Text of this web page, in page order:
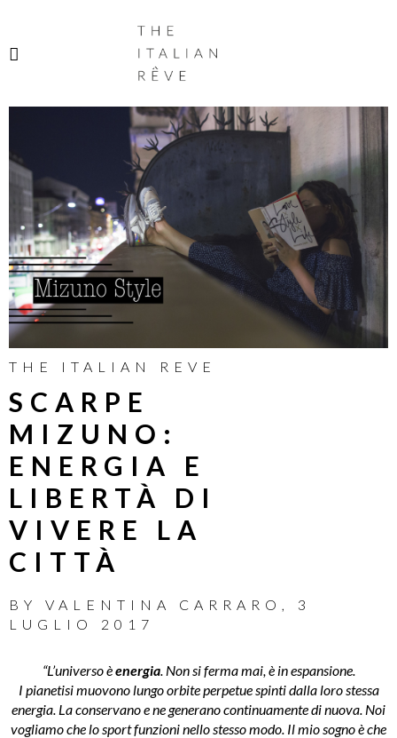
ITALIAN
RÊVE
THE ITALIAN REVE
SCARPE
MIZUNO:
ENERGIA E
LIBERTÀ DI
VIVERE LA
CITTÀ
BY VALENTINA CARRARO , 3
LUGLIO 2017
“L’universo èenergia. Non si ferma mai, è in espansione.
I pianetisi muovono lungo orbite perpetue spinti dalla loro stessa
energia. La conservano e ne generano continuamente di nuova. Noi
vogliamo che lo sport funzioni nello stesso modo. Il mio sogno è che